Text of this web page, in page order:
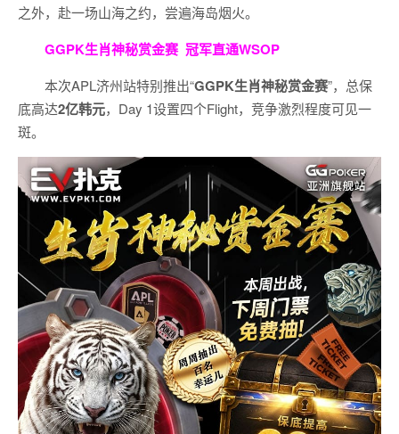
之外，赴一场山海之约，尝遍海岛烟火。
GGPK生肖神秘赏金赛 冠军直通WSOP
本次APL济州站特别推出“GGPK生肖神秘赏金赛”，总保
底高达2亿韩元，Day 1设置四个Flight，竞争激烈程度可见一
斑。